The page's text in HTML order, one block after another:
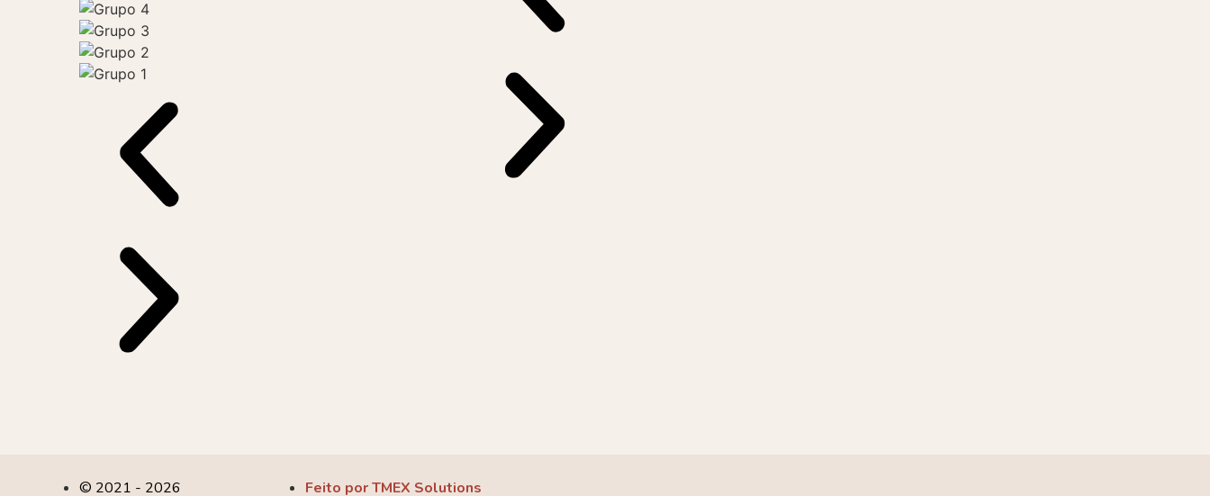
© 2021 - 2026 Feito por TMEX Solutions